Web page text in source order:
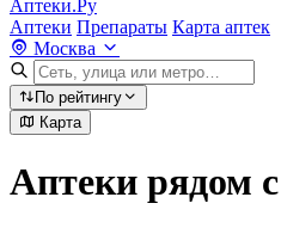
Аптеки.Ру
Аптеки Препараты Карта аптек
Москва
По рейтингу
Карта
Аптеки рядом